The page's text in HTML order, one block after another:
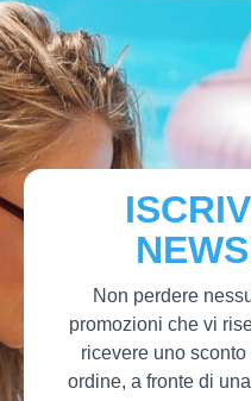
Non perdere
promozioni che vi
ricevere uno
ordine, a fronte di